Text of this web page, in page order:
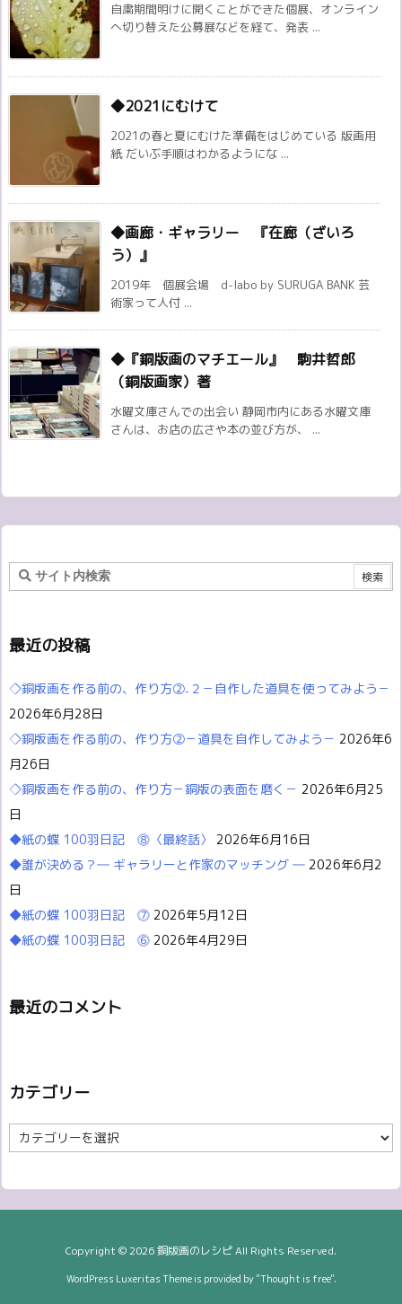
自粛期間明けに開くことができた個展、オンライン
へ切り替えた公募展などを経て、発表 ...
◆2021にむけて
2021の春と夏にむけた準備をはじめている 版画用
紙 だいぶ手順はわかるようにな ...
◆画廊・ギャラリー 『在廊（ざいろ
う）』
2019年 個展会場 d-labo by SURUGA BANK 芸
術家って人付 ...
◆『銅版画のマチエール』 駒井哲郎
（銅版画家）著
水曜文庫さんでの出会い 静岡市内にある水曜文庫
さんは、お店の広さや本の並び方が、 ...
最近の投稿
◇銅版画を作る前の、作り方②₋２－自作した道具を使ってみよう－
2026年6月28日
◇銅版画を作る前の、作り方②－道具を自作してみよう－ 2026年6
月26日
◇銅版画を作る前の、作り方－銅版の表面を磨く－ 2026年6月25
日
◆紙の蝶 100羽日記 ⓼〈最終話〉
2026年6月16日
◆誰が決める？― ギャラリーと作家のマッチング ― 2026年6月2
日
◆紙の蝶 100羽日記 ⓻ 2026年5月12日
◆紙の蝶 100羽日記 ⓺ 2026年4月29日
最近のコメント
カテゴリー
カ
テ
リ
Copyright ©2026銅版画のレシピAll Rights Reserved.
WordPress Luxeritas Theme is provided by "Thought is free".